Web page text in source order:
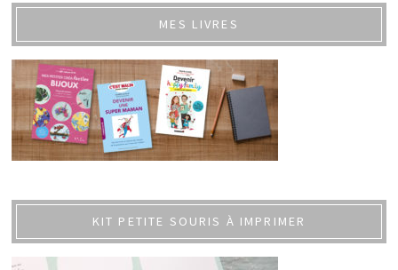
MES LIVRES
KIT PETITE SOURIS À IMPRIMER